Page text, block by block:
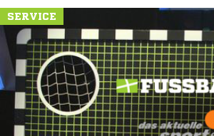
SERVICE